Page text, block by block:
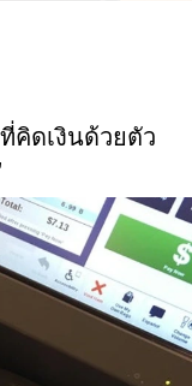
คิดเงินด้วยตัว